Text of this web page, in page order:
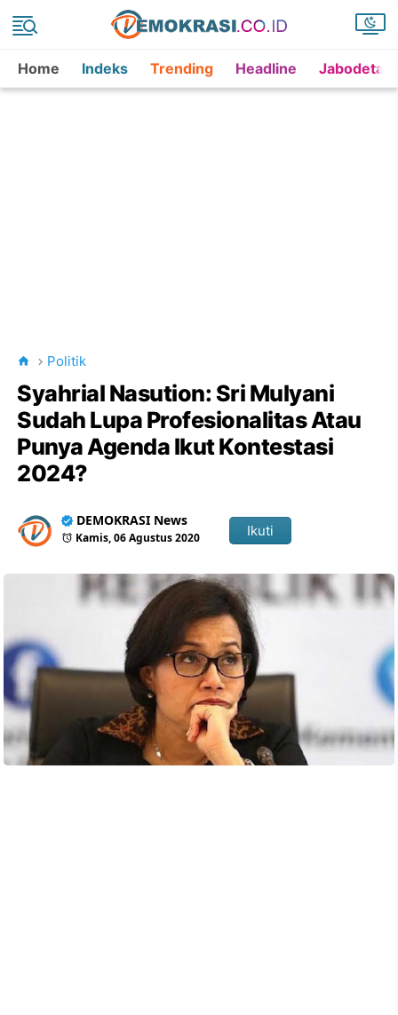
Home Indeks Trending Headline
Politik
Syahrial Nasution: Sri Mulyani
Sudah Lupa Profesionalitas Atau
Punya Agenda Ikut Kontestasi
2024?
DEMOKRASI News
Kamis, 06 Agustus 2020 Ikuti